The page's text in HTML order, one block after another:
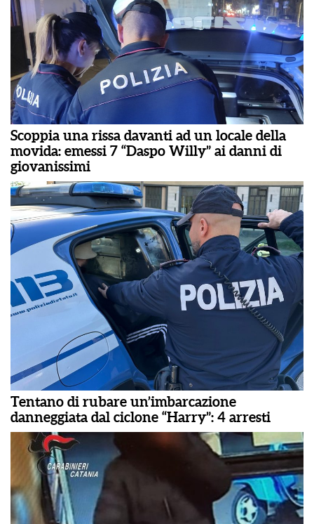
Scoppia una rissa davanti ad un locale della
movida: emessi 7 “Daspo Willy” ai danni di
giovanissimi
Tentano di rubare un’imbarcazione
danneggiata dal ciclone “Harry”: 4 arresti